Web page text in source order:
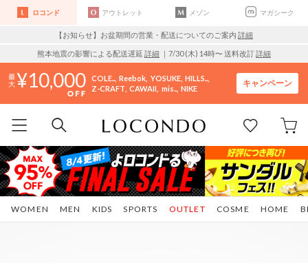
ロコンド アウトレット メゾン マガシーク
【お知らせ】お盆期間の営業・配送についてのご案内 詳細
熊本地震の影響による配送遅延 詳細 ｜7/30 (木) 14時〜 送料改訂詳細
10,000 COLE.. Reebok YOSUKE HILLS..
Z-CRAFT CAWAII mis.. NIKE
キャンペーン
WOMEN MEN KIDS SPORTS COSME HOME
OUTLET